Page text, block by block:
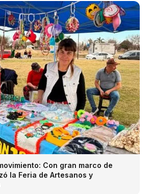
Con gran marco de
la Feria de Artesanos y